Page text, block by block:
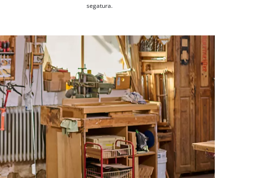
segatura.